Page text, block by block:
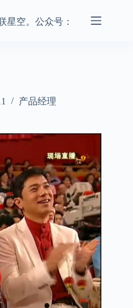
星空。公众号：
产品经理